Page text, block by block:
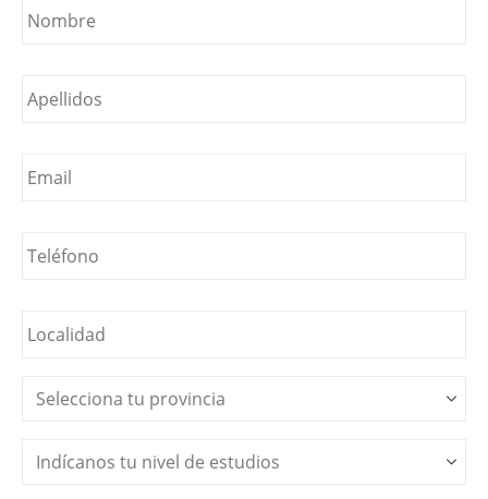
Provincia
Nivel
de